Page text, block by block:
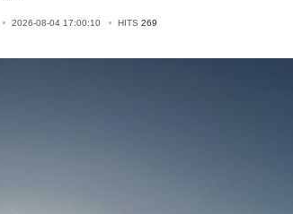
2026-08-04 17:00:10 HITS 269